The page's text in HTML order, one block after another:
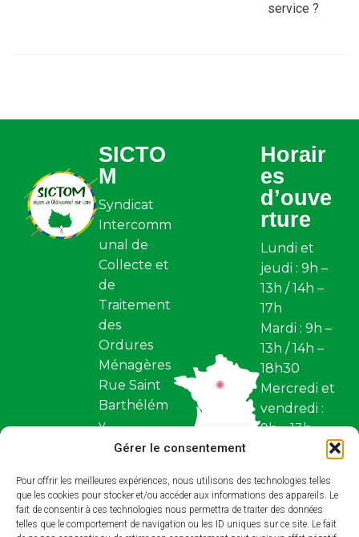
Gérer le consentement
Pour offrir les meilleures expériences, nous utilisons des technologies telles
que les cookies pour stocker et/ou accéder aux informations des appareils. Le
fait de consentir à ces technologies nous permettra de traiter des données
telles que le comportement de navigation ou les ID uniques sur ce site. Le fait
service ?
SICTO
M
Syndicat
Intercomm
unal de
Collecte et
de
Traitement
des
Ordures
Ménagères
Rue Saint
Barthélém
y
Z.I. Saint
y BP 97
45110,
Châteaune
Horair
es
d’ouve
rture
Lundi et
jeudi : 9h –
13h / 14h –
17h
Mardi : 9h –
13h / 14h –
18h30
Mercredi et
vendredi :
9h – 13h
dimanche
Restez